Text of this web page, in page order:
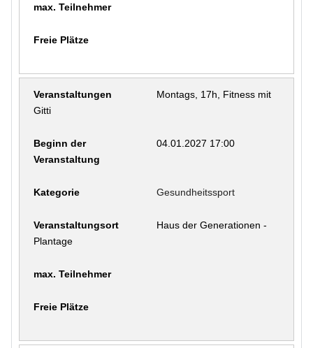
Montags, 17h, Fitness mit
Gitti
04.01.2027 17:00
Gesundheitssport
Haus der Generationen -
Plantage